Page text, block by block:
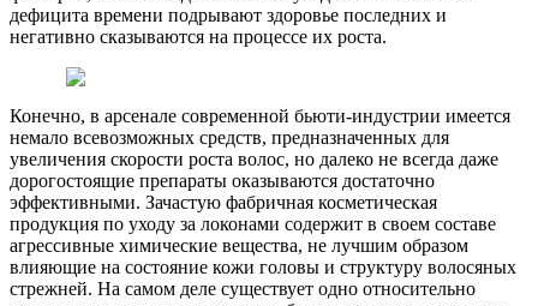
дефицита времени подрывают здоровье последних и
негативно сказываются на процессе их роста.
Конечно, в арсенале современной бьюти-индустрии имеется
немало всевозможных средств, предназначенных для
увеличения скорости роста волос, но далеко не всегда даже
дорогостоящие препараты оказываются достаточно
эффективными. Зачастую фабричная косметическая
продукция по уходу за локонами содержит в своем составе
агрессивные химические вещества, не лучшим образом
влияющие на состояние кожи головы и структуру волосяных
стрежней. На самом деле существует одно относительно